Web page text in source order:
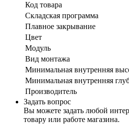
Код товара
Складская программа
Плавное закрывание
Цвет
Модуль
Вид монтажа
Минимальная внутренняя
Минимальная внутренняя
Производитель
Задать вопрос
Вы можете задать любой
товару или работе магазина.